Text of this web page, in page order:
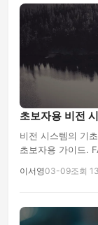
초보자용 비전
비전 시스템의 기
초보자용 가이드.
이서영03-09조회